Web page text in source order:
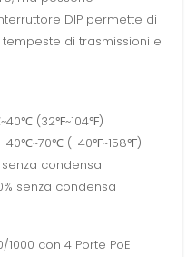
DIP permette di
di trasmissioni e
(32℉~104℉)
40℃~70℃ (-40℉~158℉)
senza condensa
senza condensa
1000 con 4 Porte PoE